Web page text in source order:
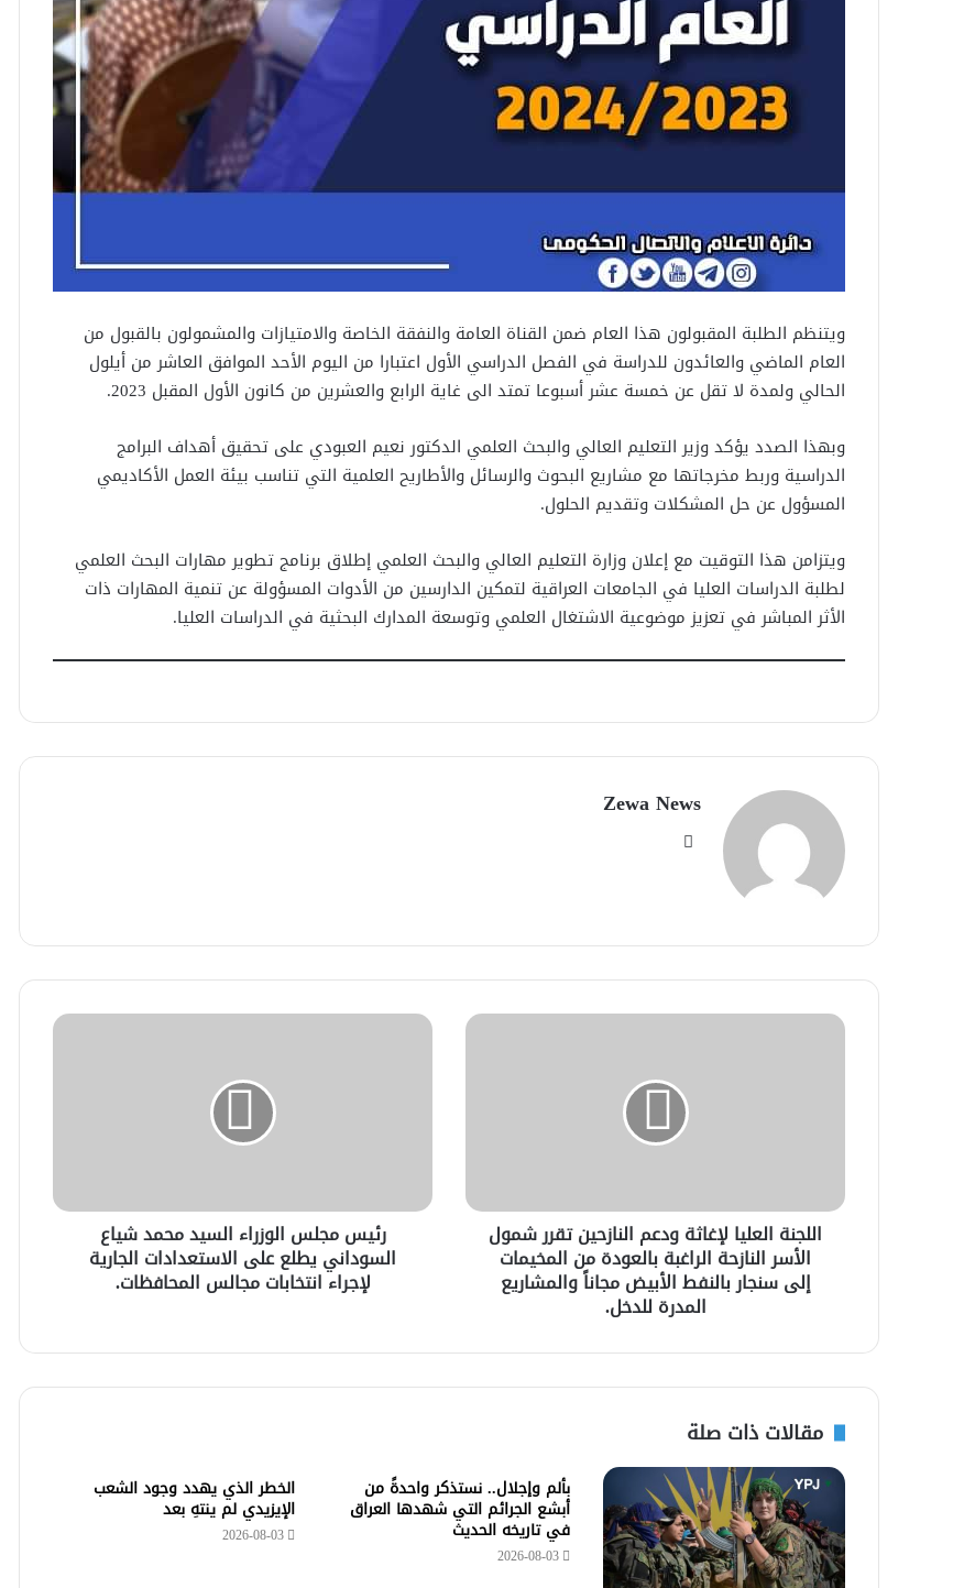
ويتنظم الطلبة المقبولون هذا العام ضمن القناة العامة والنفقة الخاصة والامتيازات والمشمولون بالقبول من
العام الماضي والعائدون للدراسة في الفصل الدراسي الأول اعتبارا من اليوم الأحد الموافق العاشر من أيلول
الحالي ولمدة لا تقل عن خمسة عشر أسبوعا تمتد الى غاية الرابع والعشرين من كانون الأول المقبل 2023.
وبهذا الصدد يؤكد وزير التعليم العالي والبحث العلمي الدكتور نعيم العبودي على تحقيق أهداف البرامج
الدراسية وربط مخرجاتها مع مشاريع البحوث والرسائل والأطاریح العلمية التي تناسب بيئة العمل الأكاديمي
المسؤول عن حل المشكلات وتقديم الحلول.
ويتزامن هذا التوقيت مع إعلان وزارة التعليم العالي والبحث العلمي إطلاق برنامج تطوير مهارات البحث العلمي
لطلبة الدراسات العليا في الجامعات العراقية لتمكين الدارسين من الأدوات المسؤولة عن تنمية المهارات ذات
الأثر المباشر في تعزيز موضوعية الاشتغال العلمي وتوسعة المدارك البحثية في الدراسات العليا.
Zewa News
اللجنة العليا لإغاثة ودعم النازحين تقرر شمول
الأسر النازحة الراغبة بالعودة من المخيمات
إلى سنجار بالنفط الأبيض مجاناً والمشاريع
المدرة للدخل.
رئيس مجلس الوزراء السيد محمد شياع
السوداني يطلع على الاستعدادات الجارية
لإجراء انتخابات مجالس المحافظات.
مقالات ذات صلة
بألم وإجلال.. نستذكر واحدةً من
أبشع الجرائم التي شهدها العراق
في تاريخه الحديث
2026-08-03
الخطر الذي يهدد وجود الشعب
الإيزيدي لم ينتهِ بعد
2026-08-03